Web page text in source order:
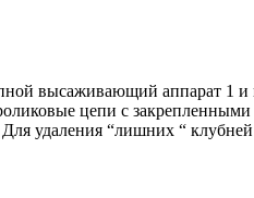
высаживающий аппарат 1
цепи с
удаления “лишних “ клубней